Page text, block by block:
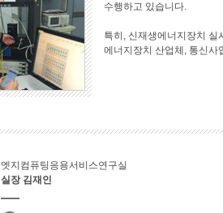
수행하고 있습니다.
특히, 신재생에너지장치 실
에너지장치 산업체, 통신사
엣지컴퓨팅응용서비스연구실
실장 김재인